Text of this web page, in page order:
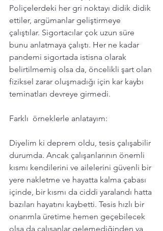
Poliçelerdeki her gri noktayı didik didik
ettiler, argümanlar geliştirmeye
çalıştılar. Sigortacılar çok uzun süre
bunu anlatmaya çalıştı. Her ne kadar
pandemi sigortada istisna olarak
belirtilmemiş olsa da, öncelikli şart olan
fiziksel zarar oluşmadığı için kar kaybı
teminatları devreye girmedi.
Farklı  örneklerle anlatayım:
Diyelim ki deprem oldu, tesis çalışabilir
durumda. Ancak çalışanlarının önemli
kısmı kendilerini ve ailelerini güvenli bir
yere nakletme ve hayatta kalma çabası
içinde, bir kısmı da ciddi yaralandı hatta
bazıları hayatını kaybetti. Tesis hızlı bir
onarımla üretime hemen geçebilecek
olsa da çalışanlar gelemediğinden ya